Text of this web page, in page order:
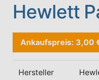
Hewlett
Ankaufspreis: 3,00
Hersteller